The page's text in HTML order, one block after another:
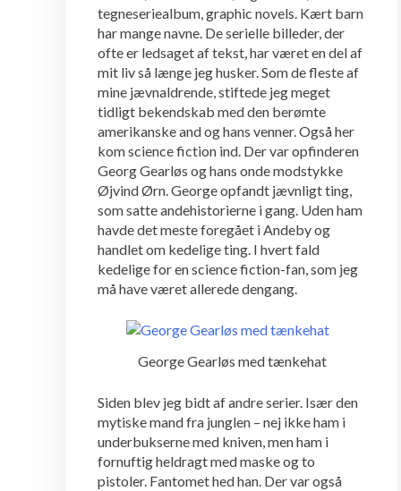
tegneseriealbum, graphic novels. Kært barn
har mange navne. De serielle billeder, der
ofte er ledsaget af tekst, har været en del af
mit liv så længe jeg husker. Som de fleste af
mine jævnaldrende, stiftede jeg meget
tidligt bekendskab med den berømte
amerikanske and og hans venner. Også her
kom science fiction ind. Der var opfinderen
Georg Gearløs og hans onde modstykke
Øjvind Ørn. George opfandt jævnligt ting,
som satte andehistorierne i gang. Uden ham
havde det meste foregået i Andeby og
handlet om kedelige ting. I hvert fald
kedelige for en science fiction-fan, som jeg
må have været allerede dengang.
George Gearløs med tænkehat
Siden blev jeg bidt af andre serier. Især den
mytiske mand fra junglen – nej ikke ham i
underbukserne med kniven, men ham i
fornuftig heldragt med maske og to
pistoler. Fantomet hed han. Der var også